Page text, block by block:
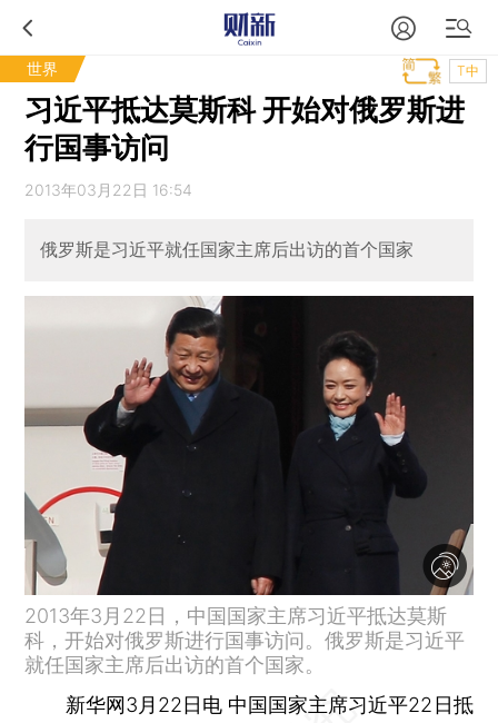
世界 T中
习近平抵达莫斯科 开始对俄罗斯进
行国事访问
2013年03月22日 16:54
俄罗斯是习近平就任国家主席后出访的首个国家
2013年3月22日，中国国家主席习近平抵达莫斯
科，开始对俄罗斯进行国事访问。俄罗斯是习近平
就任国家主席后出访的首个国家。
新华网3月22日电 中国国家主席习近平22日抵